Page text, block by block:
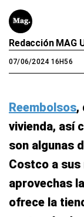
Redacción MAG
07/06/2024 16H56
Reembolsos,
vivienda, así
son algunas
Costco a
aprovechas
ofrece la